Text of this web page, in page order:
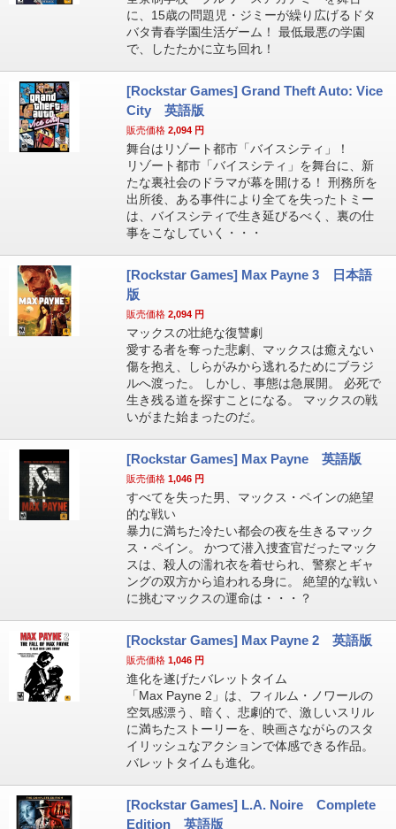
に、15歳の問題児・ジミーが繰り広げるドタ
バタ青春学園生活ゲーム！ 最低最悪の学園
で、したたかに立ち回れ！
[Rockstar Games] Grand Theft Auto: Vice
City 英語版
販売価格 2,094 円
舞台はリゾート都市「バイスシティ」！
リゾート都市「バイスシティ」を舞台に、新
たな裏社会のドラマが幕を開ける！ 刑務所を
出所後、ある事件により全てを失ったトミー
は、バイスシティで生き延びるべく、裏の仕
事をこなしていく・・・
[Rockstar Games] Max Payne 3 日本語
版
販売価格 2,094 円
マックスの壮絶な復讐劇
愛する者を奪った悲劇、マックスは癒えない
傷を抱え、しらがみから逃れるためにブラジ
ルへ渡った。 しかし、事態は急展開。 必死で
生き残る道を探すことになる。 マックスの戦
いがまた始まったのだ。
[Rockstar Games] Max Payne 英語版
販売価格 1,046 円
すべてを失った男、マックス・ペインの絶望
的な戦い
暴力に満ちた冷たい都会の夜を生きるマック
ス・ペイン。 かつて潜入捜査官だったマック
スは、殺人の濡れ衣を着せられ、警察とギャ
ングの双方から追われる身に。 絶望的な戦い
に挑むマックスの運命は・・・？
[Rockstar Games] Max Payne 2 英語版
販売価格 1,046 円
進化を遂げたバレットタイム
「Max Payne 2」は、フィルム・ノワールの
空気感漂う、暗く、悲劇的で、激しいスリル
に満ちたストーリーを、映画さながらのスタ
イリッシュなアクションで体感できる作品。
バレットタイムも進化。
[Rockstar Games] L.A. Noire Complete
Edition 英語版